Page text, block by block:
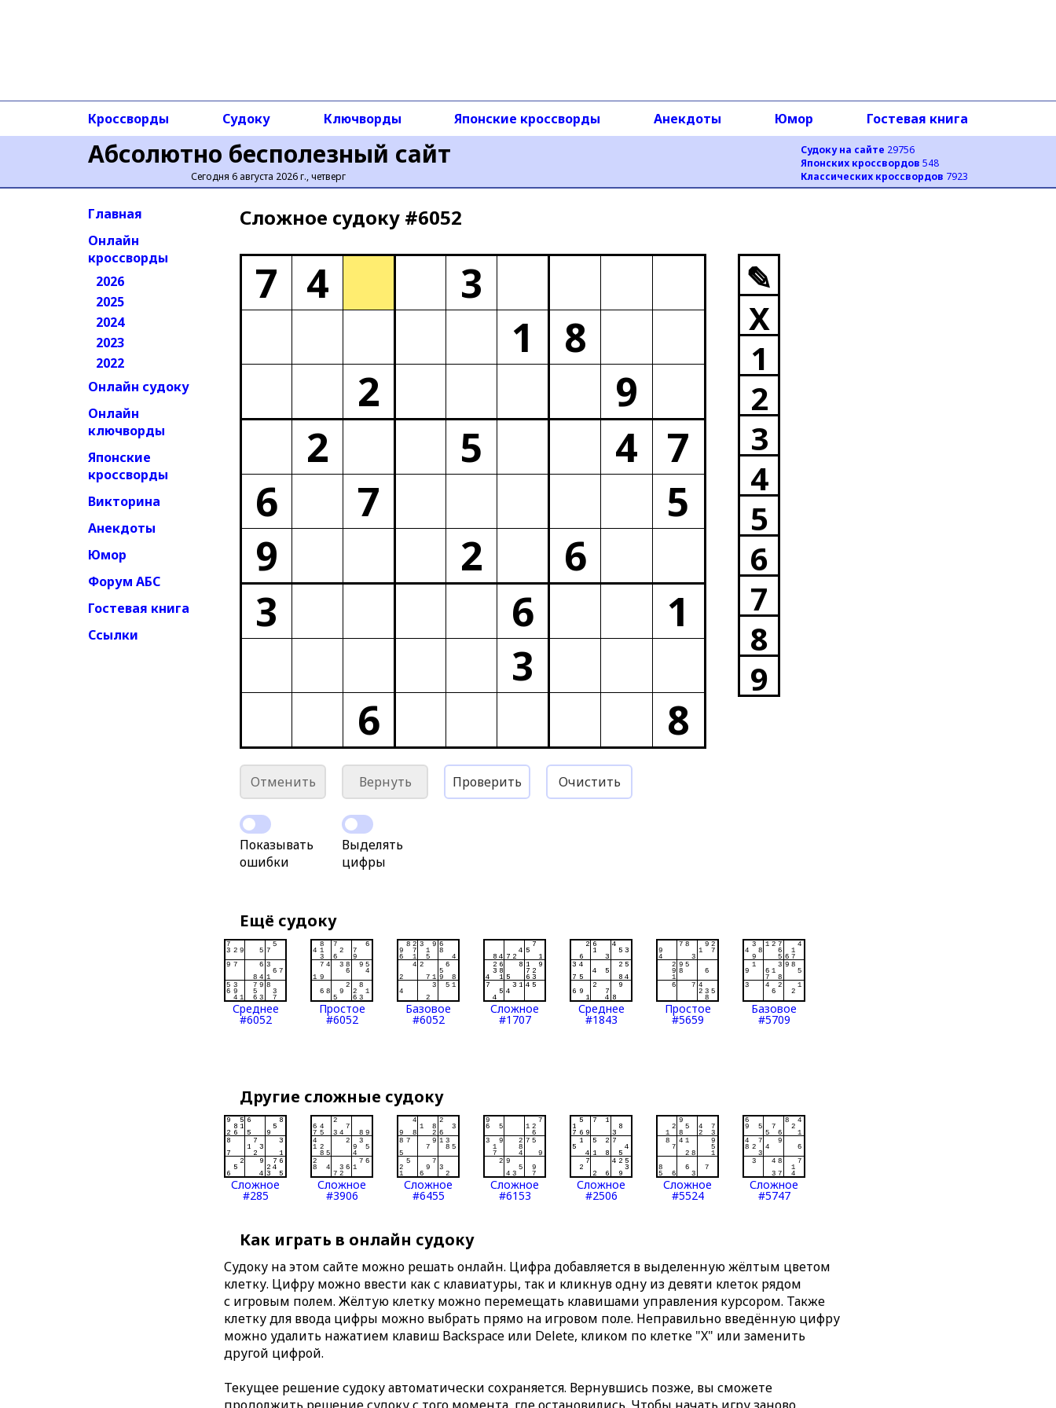
Абсолютно бесполезный сайт
Сегодня 6 августа 2026 г., четверг
Судоку на сайте 29756
Японских кроссвордов 548
Классических кроссвордов 7923
Кроссворды Судоку Ключворды Японские кроссворды Анекдоты Юмор Гостевая книга
Главная
Онлайн
кроссворды
2026
2025
2024
2023
2022
Онлайн судоку
Онлайн
ключворды
Японские
кроссворды
Викторина
Анекдоты
Юмор
Форум АБС
Гостевая книга
Ссылки
Сложное cудоку #6052
7 4
3
1
8
2
9
2
5 4 7
6
7
5
9
2
6
3
6
1
3
6
8
✎
X
1
2
3
4
5
6
7
8
9
Отменить Вернуть Проверить Очистить
Показывать
ошибки
Выделять
цифры
Ещё судоку
Среднее
#6052
Простое
#6052
Базовое
#6052
Сложное
#1707
Среднее
#1843
Простое
#5659
Базовое
#5709
Другие сложные судоку
Сложное
#285
Сложное
#3906
Сложное
#6455
Сложное
#6153
Сложное
#2506
Сложное
#5524
Сложное
#5747
Как играть в онлайн судоку
Судоку на этом сайте можно решать онлайн. Цифра добавляется в выделенную жёлтым цветом
клетку. Цифру можно ввести как с клавиатуры, так и кликнув одну из девяти клеток рядом
с игровым полем. Жёлтую клетку можно перемещать клавишами управления курсором. Также
клетку для ввода цифры можно выбрать прямо на игровом поле. Неправильно введённую цифру
можно удалить нажатием клавиш Backspace или Delete, кликом по клетке "X" или заменить
другой цифрой.
Текущее решение судоку автоматически сохраняется. Вернувшись позже, вы сможете